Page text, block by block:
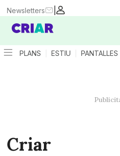
|
Newsletters
PLANS ESTIU PANTALLES
Criar